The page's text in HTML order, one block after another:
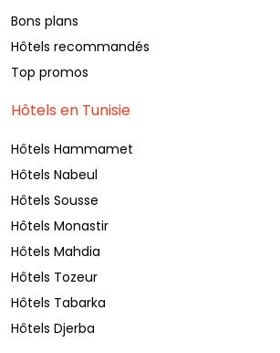
Bons plans
Hôtels recommandés
Top promos
Hôtels en Tunisie
Hôtels Hammamet
Hôtels Nabeul
Hôtels Sousse
Hôtels Monastir
Hôtels Mahdia
Hôtels Tozeur
Hôtels Tabarka
Hôtels Djerba